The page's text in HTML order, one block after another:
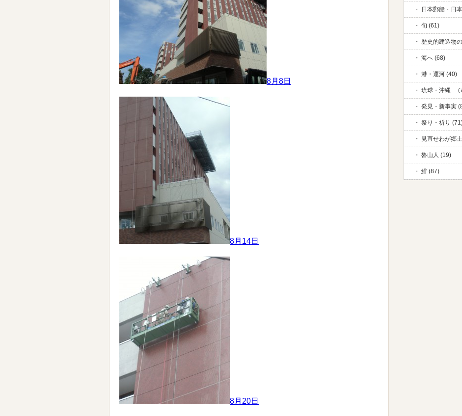
8月8日
8月14日
8月20日
日本郵船・日
旬 (61)
歴史的建造物
海へ (68)
港・運河 (40)
琉球・沖縄
発見・新事実
祭り・祈り
見直せわが郷
魯山人 (19)
鯡 (87)